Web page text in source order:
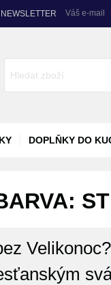
NEWSLETTER Váš e-mail
DOPLŇKY DO